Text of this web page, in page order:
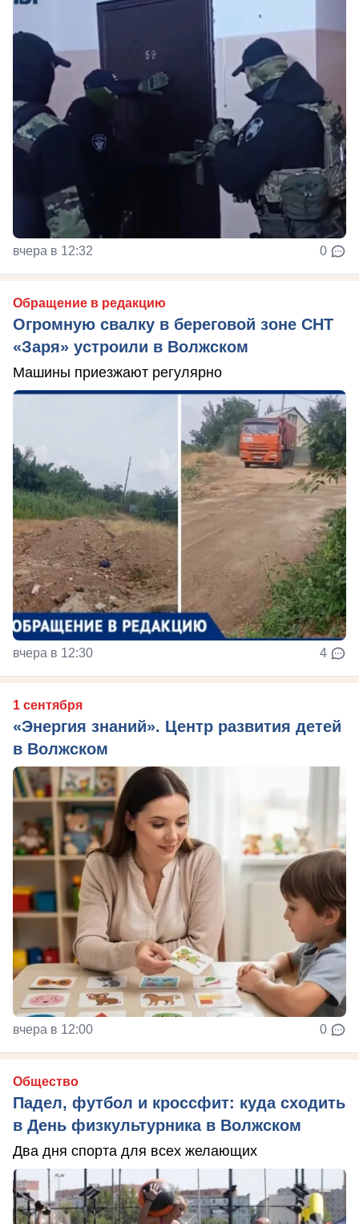
вчера в 12:32 0
Обращение в редакцию
Огромную свалку в береговой зоне СНТ
«Заря» устроили в Волжском
Машины приезжают регулярно
вчера в 12:30 4
1 сентября
«Энергия знаний». Центр развития детей
в Волжском
вчера в 12:00 0
Общество
Падел, футбол и кроссфит: куда сходить
в День физкультурника в Волжском
Два дня спорта для всех желающих